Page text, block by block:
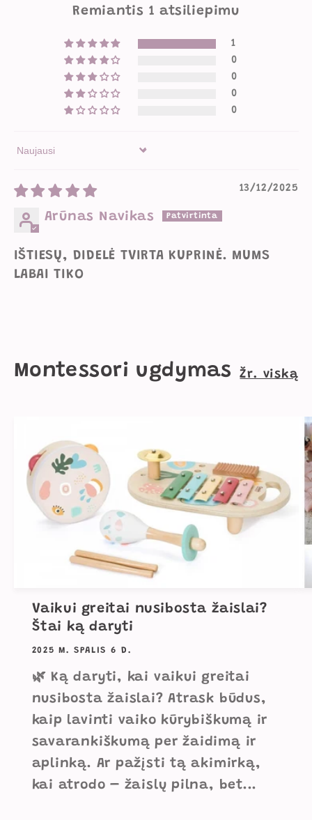
Remiantis 1 atsiliepimu
1
0
0
0
0
Sort by
13/12/2025
Arūnas Navikas
IŠTIESŲ, DIDELĖ TVIRTA KUPRINĖ. MUMS
LABAI TIKO
Montessori ugdymas Žr. viską
Vaikui greitai nusibosta žaislai?
Štai ką daryti
2025 M. SPALIS 6 D.
🌿 Ką daryti, kai vaikui greitai
nusibosta žaislai? Atrask būdus,
kaip lavinti vaiko kūrybiškumą ir
savarankiškumą per žaidimą ir
aplinką. Ar pažįsti tą akimirką,
kai atrodo – žaislų pilna, bet...